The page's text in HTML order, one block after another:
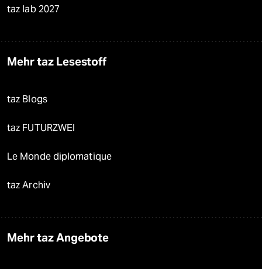
taz lab 2027
Mehr taz Lesestoff
taz Blogs
taz FUTURZWEI
Le Monde diplomatique
taz Archiv
Mehr taz Angebote